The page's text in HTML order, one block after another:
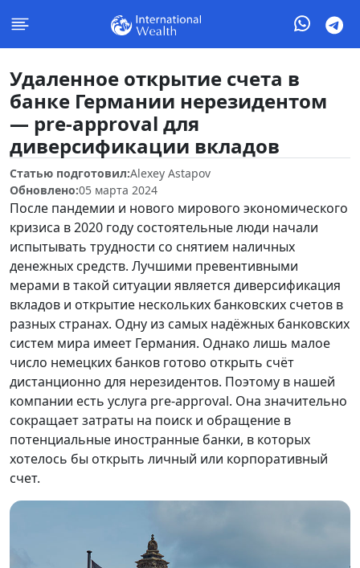
Удаленное открытие счета в
банке Германии нерезидентом
— pre-approval для
диверсификации вкладов
Статью подготовил:Alexey Astapov
Обновлено:05 марта 2024
После пандемии и нового мирового экономического
кризиса в 2020 году состоятельные люди начали
испытывать трудности со снятием наличных
денежных средств. Лучшими превентивными
мерами в такой ситуации является диверсификация
вкладов и открытие нескольких банковских счетов в
разных странах. Одну из самых надёжных банковских
систем мира имеет Германия. Однако лишь малое
число немецких банков готово открыть счёт
дистанционно для нерезидентов. Поэтому в нашей
компании есть услуга pre-approval. Она значительно
сокращает затраты на поиск и обращение в
потенциальные иностранные банки, в которых
хотелось бы открыть личный или корпоративный
счет.